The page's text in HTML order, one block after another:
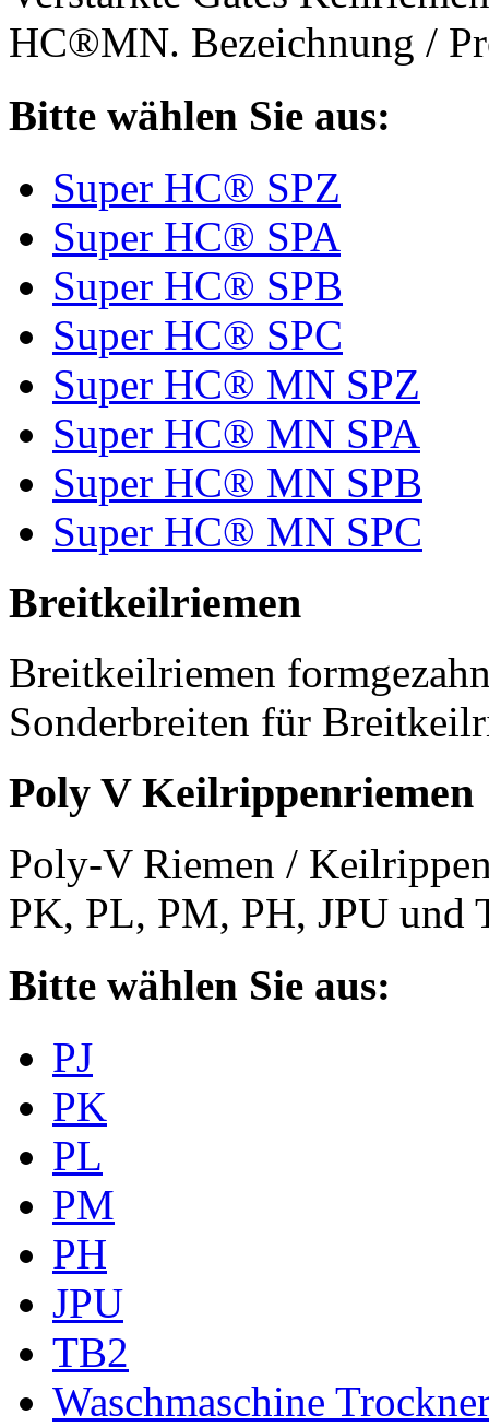
HC®MN. Bezeichnung /
Bitte wählen Sie aus:
Super HC® SPZ
Super HC® SPA
Super HC® SPB
Super HC® SPC
Super HC® MN SPZ
Super HC® MN SPA
Super HC® MN SPB
Super HC® MN SPC
Breitkeilriemen
Breitkeilriemen
Sonderbreiten für
Poly V Keilrippenriemen
Poly-V Riemen /
PK, PL, PM, PH, JPU und
Bitte wählen Sie aus:
PJ
PK
PL
PM
PH
JPU
TB2
Waschmaschine